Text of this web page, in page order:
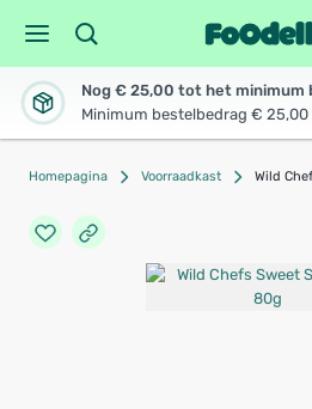
Nog € 25,00 tot het minimum
Minimum bestelbedrag € 25,00
Homepagina Voorraadkast Wild